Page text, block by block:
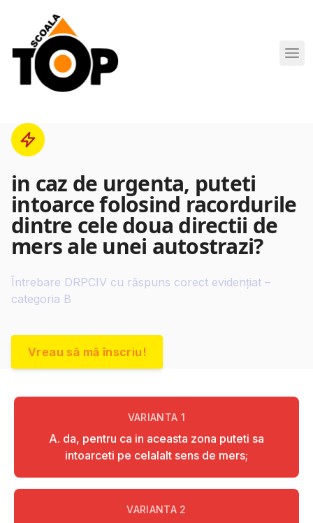
Scoala de Soferi TOP navigation
in caz de urgenta, puteti
intoarce folosind racordurile
dintre cele doua directii de
mers ale unei autostrazi?
Întrebare DRPCIV cu răspuns corect evidențiat –
categoria B
Vreau să mă înscriu!
VARIANTA 1
A. da, pentru ca in aceasta zona puteti sa
intoarceti pe celalalt sens de mers;
VARIANTA 2